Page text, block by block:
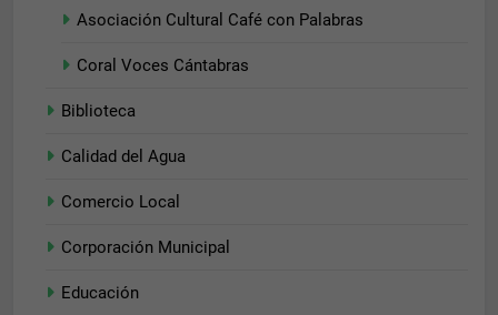
Asociación Cultural Café con Palabras
Coral Voces Cántabras
Biblioteca
Calidad del Agua
Comercio Local
Corporación Municipal
Educación